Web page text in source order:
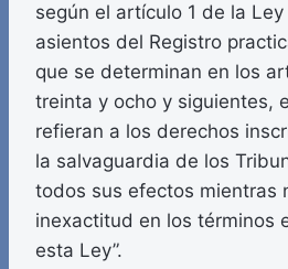
según el artículo 1 de la
asientos del Registro
que se determinan en los
treinta y ocho y siguientes,
refieran a los derechos
la salvaguardia de los
todos sus efectos mientras
inexactitud en los términos
esta Ley”.